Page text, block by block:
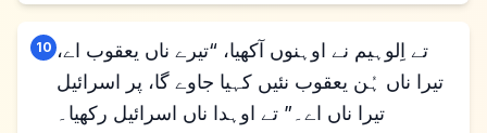
10 تے اِلوہیم نے اوہنوں آکھیا، “تیرے ناں یعقوب اے،
تیرا ناں ہُن یعقوب نئیں کہیا جاوے گا، پر اسرائیل
تیرا ناں اے۔” تے اوہدا ناں اسرائیل رکھیا۔